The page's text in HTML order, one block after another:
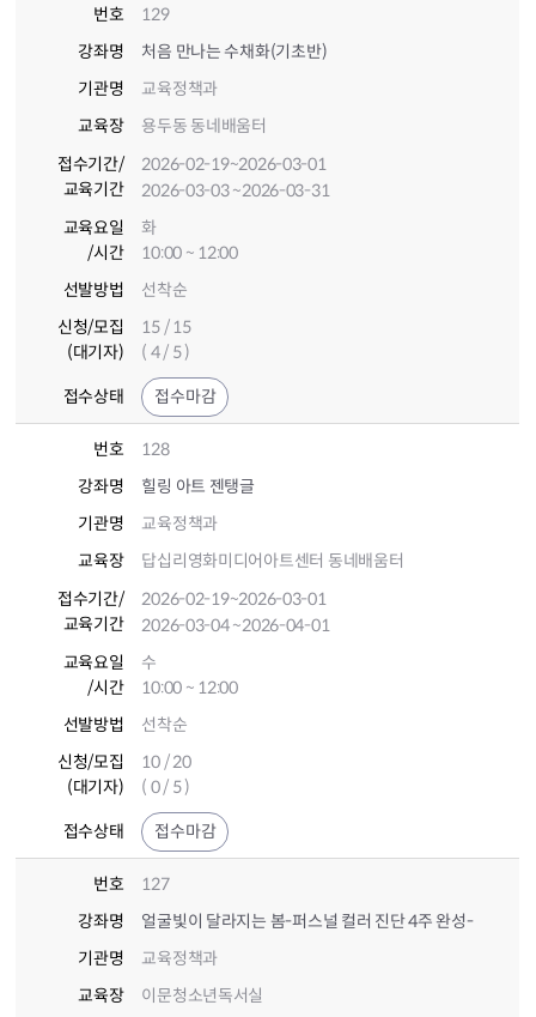
번호
129
강좌명
처음 만나는 수채화(기초반)
기관명
교육정책과
교육장
용두동 동네배움터
접수기간/
교육기간
2026-02-19~2026-03-01
2026-03-03~2026-03-31
교육요일
/시간
화
10:00 ~ 12:00
선발방법
선착순
신청/모집
(대기자)
15 / 15
( 4 / 5 )
접수상태 접수마감
번호
128
강좌명
힐링 아트 젠탱글
기관명
교육정책과
교육장
답십리영화미디어아트센터 동네배움터
접수기간/
교육기간
2026-02-19~2026-03-01
2026-03-04~2026-04-01
교육요일
/시간
수
10:00 ~ 12:00
선발방법
선착순
신청/모집
(대기자)
10 / 20
( 0 / 5 )
접수상태 접수마감
번호
127
강좌명
얼굴빛이 달라지는 봄-퍼스널 컬러 진단 4주 완성-
기관명
교육정책과
교육장
이문청소년독서실